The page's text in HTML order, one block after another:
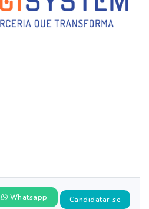
Whatsapp Candidatar-se